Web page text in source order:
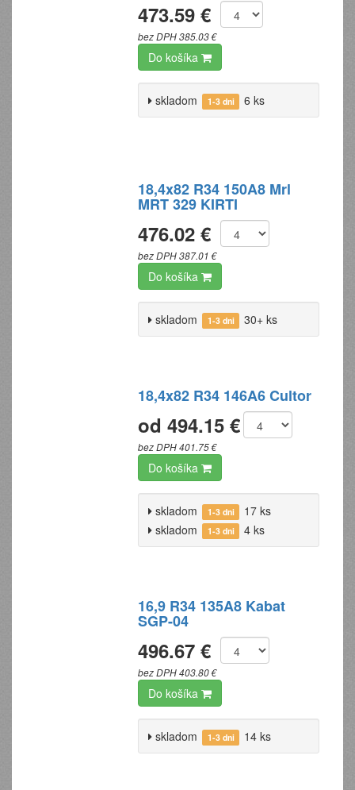
473.59 €
bez DPH 385.03 €
Do košíka
skladom 1-3 dni 6 ks
18,4x82 R34 150A8 Mrl
MRT 329 KIRTI
476.02 €
bez DPH 387.01 €
Do košíka
skladom 1-3 dni 30+ ks
18,4x82 R34 146A6 Cultor
od 494.15 €
bez DPH 401.75 €
Do košíka
skladom 1-3 dni
17 ks
skladom
1-3 dni 4 ks
16,9 R34 135A8 Kabat
SGP-04
496.67 €
bez DPH 403.80 €
Do košíka
skladom 1-3 dni 14 ks